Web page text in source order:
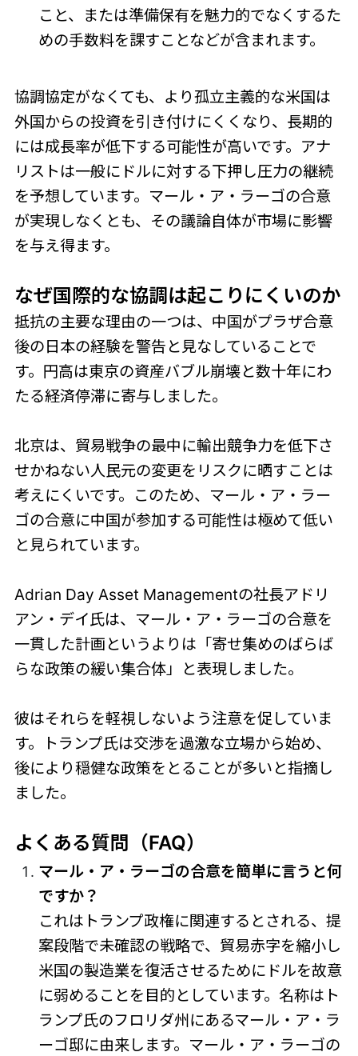
こと、または準備保有を魅力的でなくするた
めの手数料を課すことなどが含まれます。
協調協定がなくても、より孤立主義的な米国は
外国からの投資を引き付けにくくなり、長期的
には成長率が低下する可能性が高いです。アナ
リストは一般にドルに対する下押し圧力の継続
を予想しています。マール・ア・ラーゴの合意
が実現しなくとも、その議論自体が市場に影響
を与え得ます。
なぜ国際的な協調は起こりにくいのか
抵抗の主要な理由の一つは、中国がプラザ合意
後の日本の経験を警告と見なしていることで
す。円高は東京の資産バブル崩壊と数十年にわ
たる経済停滞に寄与しました。
北京は、貿易戦争の最中に輸出競争力を低下さ
せかねない人民元の変更をリスクに晒すことは
考えにくいです。このため、マール・ア・ラー
ゴの合意に中国が参加する可能性は極めて低い
と見られています。
Adrian Day Asset Managementの社長アドリ
アン・デイ氏は、マール・ア・ラーゴの合意を
一貫した計画というよりは「寄せ集めのばらば
らな政策の緩い集合体」と表現しました。
彼はそれらを軽視しないよう注意を促していま
す。トランプ氏は交渉を過激な立場から始め、
後により穏健な政策をとることが多いと指摘し
ました。
よくある質問（FAQ）
マール・ア・ラーゴの合意を簡単に言うと何
ですか？
これはトランプ政権に関連するとされる、提
案段階で未確認の戦略で、貿易赤字を縮小し
米国の製造業を復活させるためにドルを故意
に弱めることを目的としています。名称はト
ランプ氏のフロリダ州にあるマール・ア・ラ
ーゴ邸に由来します。マール・ア・ラーゴの